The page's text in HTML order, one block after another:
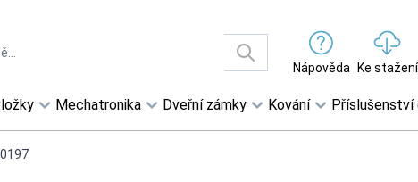
Nápověda
Ke stažení
Mechatronika Dveřní zámky Kování Příslušenství